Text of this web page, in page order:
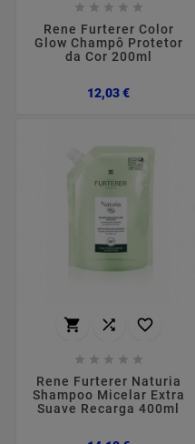
    
Rene Furterer Color
Glow Champô Protetor
da Cor 200ml
12,03 €Preço
  
    
Rene Furterer Naturia
Shampoo Micelar Extra
Suave Recarga 400ml